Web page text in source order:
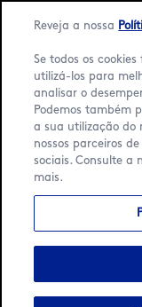
Language:
Início / Localizador
5
Lisboa
Amoreiras
Reveja a nossa
Se todos os
utilizá-los para
analisar o
Podemos também
a sua utilização do
nossos parceiros
sociais. Consulte a
mais.